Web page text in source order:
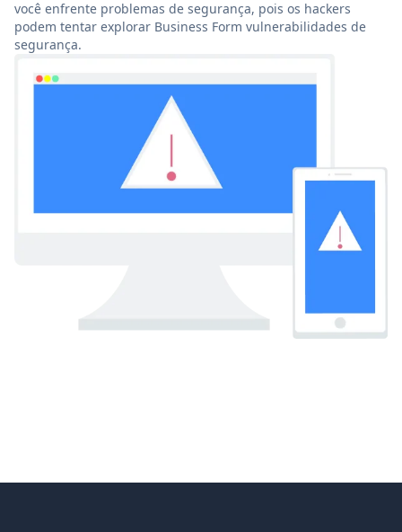
você enfrente problemas de segurança, pois os hackers
podem tentar explorar Business Form vulnerabilidades de
segurança.